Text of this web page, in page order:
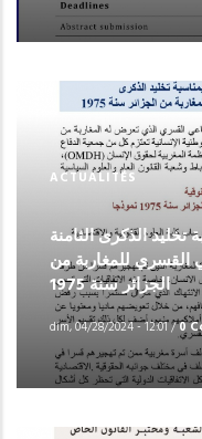
ACTUALITÉS
الذكرى الثامنة
القسري للمغاربة من
الجزائر سنة 1975
dim, 04/28/2024 - 12:01/0